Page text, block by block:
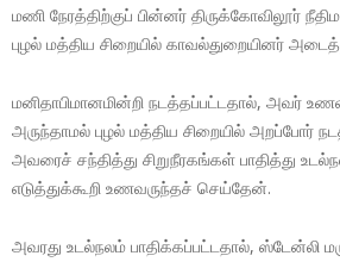
மணி நேரத்திற்குப் பின்னர் திருக்கோவிலூர்
புழல் மத்திய சிறையில் காவல்துறையினர்
மனிதாபிமானமின்றி நடத்தப்பட்டதால், அவர்
அருந்தாமல் புழல் மத்திய சிறையில் அறப்போர்
அவரைச் சந்தித்து சிறுநீரகங்கள் பாதித்து
எடுத்துக்கூறி உணவருந்தச் செய்தேன்.
அவரது உடல்நலம் பாதிக்கப்பட்டதால், ஸ்டேன்லி